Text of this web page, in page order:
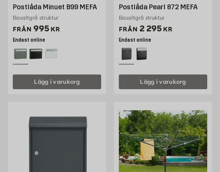
Postlåda Minuet B99 MEFA
Basaltgrå struktur
FRÅN Pris 995 kr
995 KR
Endast online
Lägg i varukorg
Postlåda Pearl 872 MEFA
Basaltgrå struktur
FRÅN Pris 2295 kr
2 295 KR
Endast online
Lägg i varukorg